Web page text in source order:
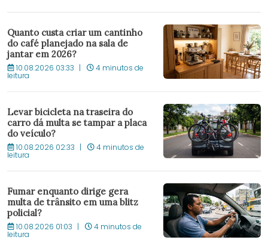
Quanto custa criar um cantinho
do café planejado na sala de
jantar em 2026?
10.08.2026 03:33 4 minutos de
leitura
Levar bicicleta na traseira do
carro dá multa se tampar a placa
do veículo?
10.08.2026 02:33 4 minutos de
leitura
Fumar enquanto dirige gera
multa de trânsito em uma blitz
policial?
10.08.2026 01:03 4 minutos de
leitura